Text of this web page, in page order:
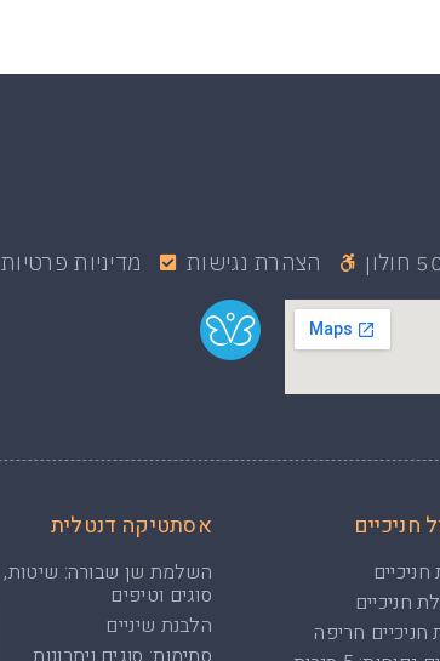
הצהרת נגישות מדיניות פרטיות
חניכיים
חניכיים
חניכיים
חריפה
אסתטיקה דנטלית
השלמת שן שבורה: שיטות,
סוגים וטיפים
הלבנת שיניים